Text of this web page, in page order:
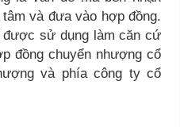
và đưa vào hợp đồng.
được sử dụng làm căn cứ
đồng chuyển nhượng cổ
và phía công ty cổ